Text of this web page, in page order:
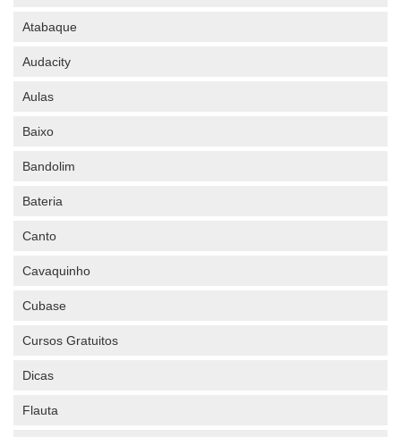
Atabaque
Audacity
Aulas
Baixo
Bandolim
Bateria
Canto
Cavaquinho
Cubase
Cursos Gratuitos
Dicas
Flauta